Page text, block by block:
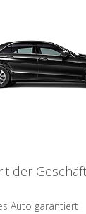
der
Auto garantiert